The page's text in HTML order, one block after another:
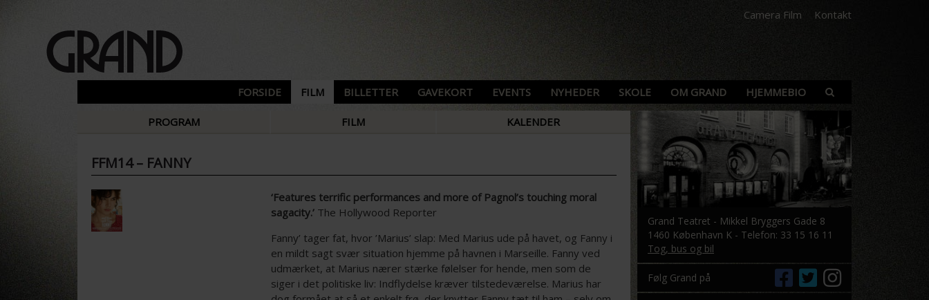
Camera Film Kontakt
FORSIDE FILM BILLETTER GAVEKORT EVENTS NYHEDER SKOLE OM GRAND HJEMMEBIO
PROGRAM FILM KALENDER
FFM14 – FANNY
‘Features terrific performances and more of Pagnol’s touching moral
sagacity.’The Hollywood Reporter
Fanny’ tager fat, hvor ’Marius’ slap: Med Marius ude på havet, og Fanny i
en mildt sagt svær situation hjemme på havnen i Marseille. Fanny ved
udmærket, at Marius nærer stærke følelser for hende, men som de
siger i det politiske liv: Indflydelse kræver tilstedeværelse. Marius har
Grand Teatret - Mikkel Bryggers Gade 8
1460 København K - Telefon: 33 15 16 11
Tog, bus og bil
Følg Grand på